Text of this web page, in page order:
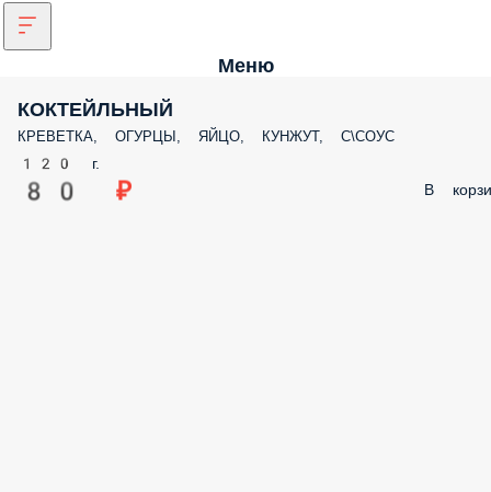
Меню
КОКТЕЙЛЬНЫЙ
КРЕВЕТКА, ОГУРЦЫ, ЯЙЦО, КУНЖУТ, С\СОУС
120 г.
80 ₽ В